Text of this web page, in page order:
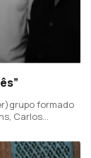
formado
Carlos